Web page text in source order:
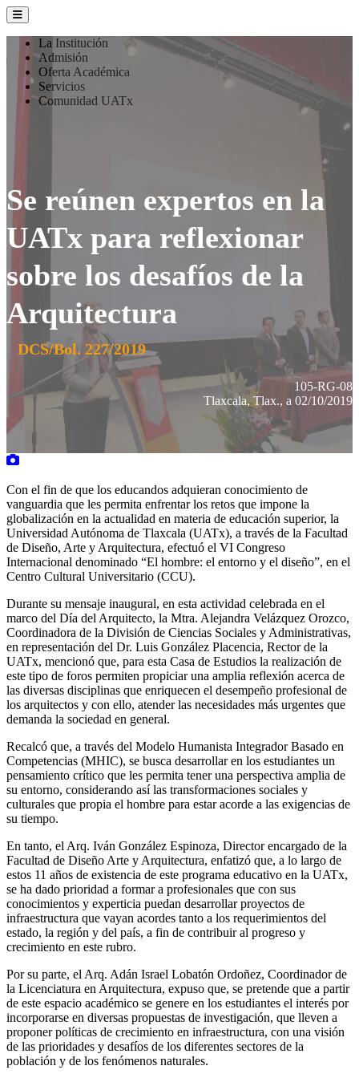
La Institución
Admisión
Oferta Académica
Servicios
Comunidad UATx
Se reúnen expertos en la
UATx para reflexionar
sobre los desafíos de la
Arquitectura
DCS/Bol. 227/2019
105-RG-08
Tlaxcala, Tlax., a 02/10/2019
Con el fin de que los educandos adquieran conocimiento de
vanguardia que les permita enfrentar los retos que impone la
globalización en la actualidad en materia de educación superior, la
Universidad Autónoma de Tlaxcala (UATx), a través de la Facultad
de Diseño, Arte y Arquitectura, efectuó el VI Congreso
Internacional denominado “El hombre: el entorno y el diseño”, en el
Centro Cultural Universitario (CCU).
Durante su mensaje inaugural, en esta actividad celebrada en el
marco del Día del Arquitecto, la Mtra. Alejandra Velázquez Orozco,
Coordinadora de la División de Ciencias Sociales y Administrativas,
en representación del Dr. Luis González Placencia, Rector de la
UATx, mencionó que, para esta Casa de Estudios la realización de
este tipo de foros permiten propiciar una amplia reflexión acerca de
las diversas disciplinas que enriquecen el desempeño profesional de
los arquitectos y con ello, atender las necesidades más urgentes que
demanda la sociedad en general.
Recalcó que, a través del Modelo Humanista Integrador Basado en
Competencias (MHIC), se busca desarrollar en los estudiantes un
pensamiento crítico que les permita tener una perspectiva amplia de
su entorno, considerando así las transformaciones sociales y
culturales que propia el hombre para estar acorde a las exigencias de
su tiempo.
En tanto, el Arq. Iván González Espinoza, Director encargado de la
Facultad de Diseño Arte y Arquitectura, enfatizó que, a lo largo de
estos 11 años de existencia de este programa educativo en la UATx,
se ha dado prioridad a formar a profesionales que con sus
conocimientos y experticia puedan desarrollar proyectos de
infraestructura que vayan acordes tanto a los requerimientos del
estado, la región y del país, a fin de contribuir al progreso y
crecimiento en este rubro.
Por su parte, el Arq. Adán Israel Lobatón Ordoñez, Coordinador de
la Licenciatura en Arquitectura, expuso que, se pretende que a partir
de este espacio académico se genere en los estudiantes el interés por
incorporarse en diversas propuestas de investigación, que lleven a
proponer políticas de crecimiento en infraestructura, con una visión
de las prioridades y desafíos de los diferentes sectores de la
población y de los fenómenos naturales.